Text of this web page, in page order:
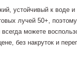
устойчивый к воде
лучей 50+,
можете
без накруток и